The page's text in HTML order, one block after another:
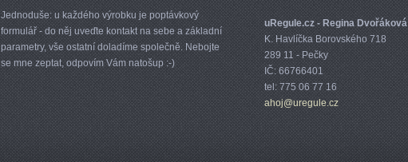
Jednoduše: u každého výrobku je poptávkový
formulář - do něj uveďte kontakt na sebe a základní
parametry, vše ostatní doladíme společně. Nebojte
se mne zeptat, odpovím Vám natošup :-)
uRegule.cz - Regina Dvořáková
K. Havlíčka Borovského 718
289 11 - Pečky
IČ: 66766401
tel: 775 06 77 16
ahoj@uregule.cz